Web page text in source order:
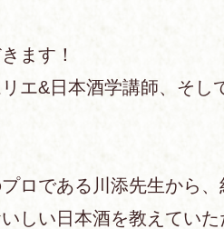
教室
ル・ご変更
隊・陸援隊 会員限定
室
ご紹介
タル
ます！
エ&日本酒学講師、そし
ロである川添先生から
しい日本酒を教えてい